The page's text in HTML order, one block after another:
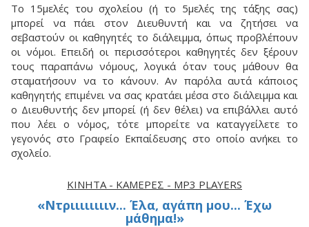
Tο 15μελές του σχολείου (ή το 5μελές της τάξης σας)
μπορεί να πάει στον Διευθυντή και να ζητήσει να
σεβαστούν οι καθηγητές το διάλειμμα, όπως προβλέπουν
οι νόμοι. Επειδή οι περισσότεροι καθηγητές δεν ξέρουν
τους παραπάνω νόμους, λογικά όταν τους μάθουν θα
σταματήσουν να το κάνουν. Aν παρόλα αυτά κάποιος
καθηγητής επιμένει να σας κρατάει μέσα στο διάλειμμα και
ο Διευθυντής δεν μπορεί (ή δεν θέλει) να επιβάλλει αυτό
που λέει ο νόμος, τότε μπορείτε να καταγγείλετε το
γεγονός στο Γραφείο Εκπαίδευσης στο οποίο ανήκει το
σχολείο.
ΚΙΝΗΤΆ - ΚΆΜΕΡΕΣ - MP3 PLAYERS
«Nτριιιιιιιιν... Έλα, αγάπη μου... Έχω
μάθημα!»